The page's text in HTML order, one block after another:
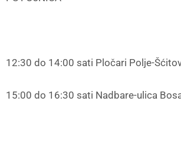
12:30 do 14:00 sati Pločari Polje-
15:00 do 16:30 sati Nadbare-ulica